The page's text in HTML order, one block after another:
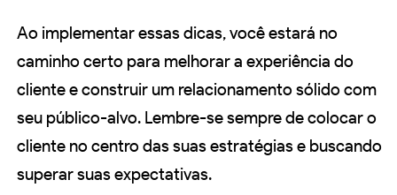
Ao implementar essas dicas, você estará no
caminho certo para melhorar a experiência do
cliente e construir um relacionamento sólido com
seu público-alvo. Lembre-se sempre de colocar o
cliente no centro das suas estratégias e buscando
superar suas expectativas.